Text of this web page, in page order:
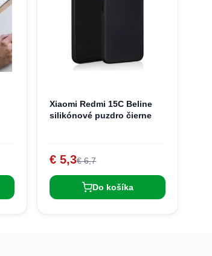
Xiaomi Redmi 15C Beline
silikónové puzdro čierne
€ 5,3€ 6,7
Do košíka